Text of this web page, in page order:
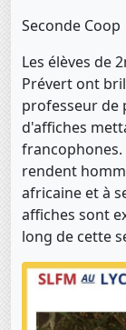
Seconde Coop
Les élèves de
Prévert ont
professeur de
d'affiches
rendent
africaine et à
affiches sont
long de cette